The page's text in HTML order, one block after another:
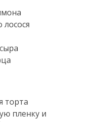
лосося
торта
пленку и